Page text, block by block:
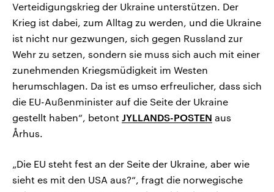
Verteidigungskrieg der Ukraine unterstützen. Der
Krieg ist dabei, zum Alltag zu werden, und die Ukraine
ist nicht nur gezwungen, sich gegen Russland zur
Wehr zu setzen, sondern sie muss sich auch mit einer
zunehmenden Kriegsmüdigkeit im Westen
herumschlagen. Da ist es umso erfreulicher, dass sich
die EU-Außenminister auf die Seite der Ukraine
gestellt haben“, betont JYLLANDS-POSTEN aus
Århus.
„Die EU steht fest an der Seite der Ukraine, aber wie
sieht es mit den USA aus?“, fragt die norwegische